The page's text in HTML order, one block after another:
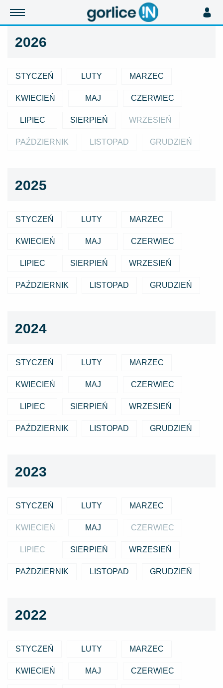
2026
STYCZEŃ LUTY MARZEC
KWIECIEŃ MAJ CZERWIEC
LIPIEC SIERPIEŃ WRZESIEŃ
PAŹDZIERNIK LISTOPAD GRUDZIEŃ
2025
STYCZEŃ LUTY MARZEC
KWIECIEŃ MAJ CZERWIEC
LIPIEC SIERPIEŃ WRZESIEŃ
PAŹDZIERNIK LISTOPAD GRUDZIEŃ
2024
STYCZEŃ LUTY MARZEC
KWIECIEŃ MAJ CZERWIEC
LIPIEC SIERPIEŃ WRZESIEŃ
PAŹDZIERNIK LISTOPAD GRUDZIEŃ
2023
STYCZEŃ LUTY MARZEC
KWIECIEŃ MAJ CZERWIEC
LIPIEC SIERPIEŃ WRZESIEŃ
PAŹDZIERNIK LISTOPAD GRUDZIEŃ
2022
STYCZEŃ LUTY MARZEC
KWIECIEŃ MAJ CZERWIEC